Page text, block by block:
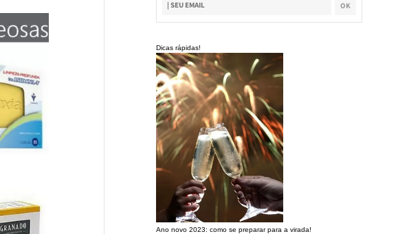
Dicas rápidas!
Ano novo 2023: como se preparar para a virada!